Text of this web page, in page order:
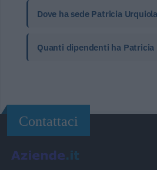
Dove ha sede Patricia
Quanti dipendenti ha Patricia
Contattaci